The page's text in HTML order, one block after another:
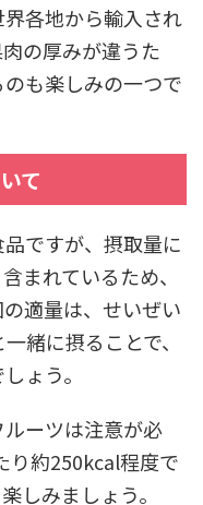
各地から輸入され
の厚みが違うた
も楽しみの一つで
て
ですが、摂取量に
まれているため、
適量は、せいぜい
緒に摂ることで、
ょう。
ーツは注意が必
り約250kcal程度で
しみましょう。